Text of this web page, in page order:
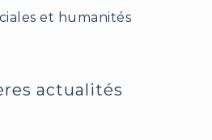
et humanités
actualités